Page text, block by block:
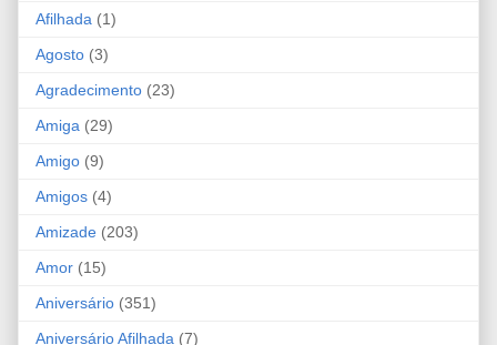
Afilhada (1)
Agosto (3)
Agradecimento (23)
Amiga (29)
Amigo (9)
Amigos (4)
Amizade (203)
Amor (15)
Aniversário (351)
Aniversário Afilhada (7)